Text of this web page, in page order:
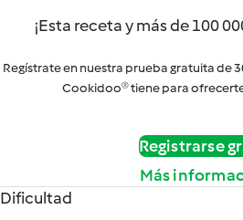
¡Esta receta y más de 100
Regístrate en nuestra prueba gratuita de
Cookidoo® tiene para
Registrarse
Más
Dificultad